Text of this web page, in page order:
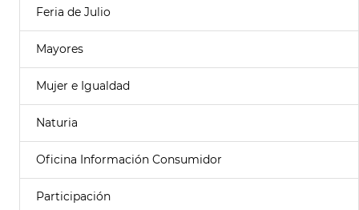
Feria de Julio
Mayores
Mujer e Igualdad
Naturia
Oficina Información Consumidor
Participación